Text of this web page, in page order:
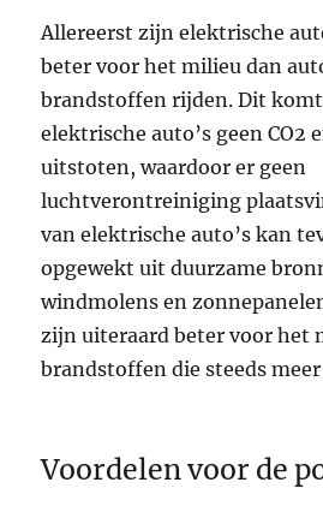
Allereerst zijn elektrische
beter voor het milieu dan
brandstoffen rijden. Dit
elektrische auto’s geen CO2
uitstoten, waardoor er geen
luchtverontreiniging
van elektrische auto’s kan
opgewekt uit duurzame
windmolens en
zijn uiteraard beter voor het
brandstoffen die steeds
Voordelen voor de